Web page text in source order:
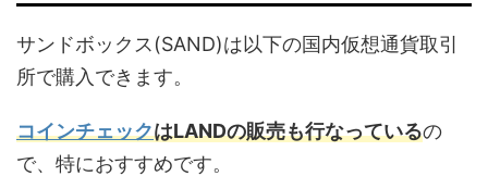
サンドボックス(SAND)は以下の国内仮想通貨取引
所で購入できます。
コインチェックはLANDの販売も行なっているの
で、特におすすめです。